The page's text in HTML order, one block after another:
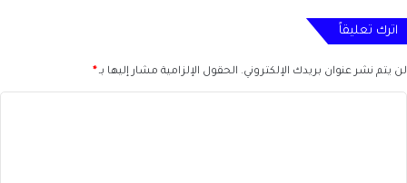
اترك تعليقاً
لن يتم نشر عنوان بريدك الإلكتروني. الحقول الإلزامية مشار إليها بـ*